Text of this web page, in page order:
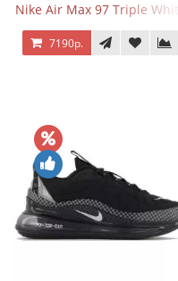
Nike Air Max 97 Triple White
7190р.